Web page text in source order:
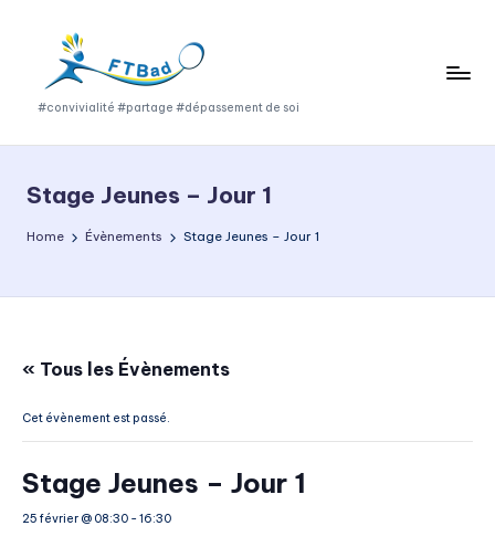
F
T
B
#convivialité #partage #dépassement de soi
Stage Jeunes – Jour 1
Home Évènements Stage Jeunes – Jour 1
« Tous les Évènements
Cet évènement est passé.
Stage Jeunes – Jour 1
25 février @ 08:30 - 16:30